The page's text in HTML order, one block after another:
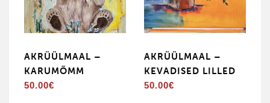
AKRÜÜLMAAL –
KARUMÕMM
50.00€
AKRÜÜLMAAL –
KEVADISED LILLED
50.00€